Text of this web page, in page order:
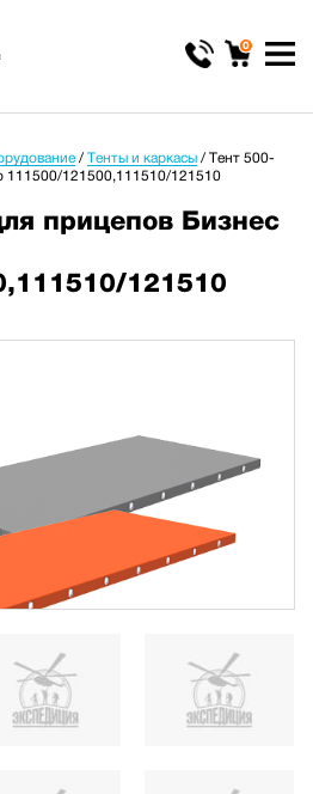
0
/ Тенты и каркасы / Тент 500-
111500/121500,111510/121510
прицепов Бизнес
121510